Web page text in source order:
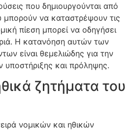
που δημιουργούνται από
μπορούν να καταστρέψουν τις
πίεση μπορεί να οδηγήσει
Η κατανόηση αυτών των
είναι θεμελιώδης για την
υποστήριξης και πρόληψης.
ζητήματα του
νομικών και ηθικών